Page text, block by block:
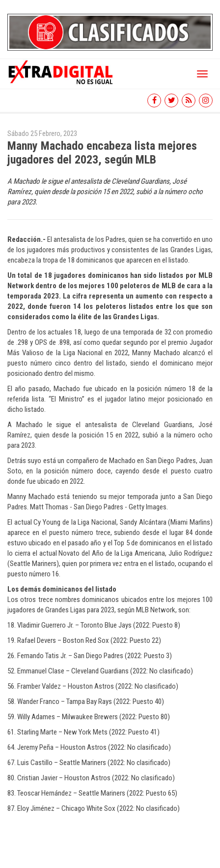
Toggle
Sábado 25 Febrero, 2023
Manny Machado encabeza lista mejores
jugadores del 2023, según MLB
A Machado le sigue el antesalista de Cleveland Guardians, José
Ramírez, quien desde la posición 15 en 2022, subió a la número ocho
para 2023.
Redacción.- El antesalista de los Padres, quien se ha convertido en uno
de los jugadores más productivos y consistentes de las Grandes Ligas,
encabeza la tropa de 18 dominicanos que aparecen en el listado.
Un total de 18 jugadores dominicanos han sido listados por MLB
Network dentro de los mejores 100 peloteros de MLB de cara a la
temporada 2023. La cifra representa un aumento con respecto a
2022, donde fueron 14 los peloteros listados entre los que son
considerados como la élite de las Grandes Ligas.
Dentro de los actuales 18, luego de una temporada de 32 con promedio
de .298 y OPS de .898, así como quedar segundo por el premio Jugador
Más Valioso de la Liga Nacional en 2022, Manny Machado alcanzó el
puesto número cinco dentro del listado, siendo el dominicano mejor
posicionado dentro del mismo.
El año pasado, Machado fue ubicado en la posición número 18 de la
referida lista. “El Ministro” es el jugador latino mejor posicionado en
dicho listado.
A Machado le sigue el antesalista de Cleveland Guardians, José
Ramírez, quien desde la posición 15 en 2022, subió a la número ocho
para 2023.
Detrás suyo está un compañero de Machado en San Diego Padres, Juan
Soto, en la posición número doce, cayendo desde el puesto cuatro
donde fue ubicado en 2022.
Manny Machado está teniendo su mejor temporada junto a San Diego
Padres. Matt Thomas - San Diego Padres - Getty Images.
El actual Cy Young de la Liga Nacional, Sandy Alcántara (Miami Marlins)
aparece en el puesto número trece, subiendo desde el lugar 84 donde
estuvo ubicado en el pasado año y el Top 5 de dominicanos en el listado
lo cierra el actual Novato del Año de la Liga Americana, Julio Rodríguez
(Seattle Mariners), quien por primera vez entra en el listado, ocupando el
puesto número 16.
Los demás dominicanos del listado
Los otros trece nombres dominicanos ubicados entre los mejores 100
jugadores de Grandes Ligas para 2023, según MLB Network, son:
18. Vladimir Guerrero Jr. – Toronto Blue Jays (2022: Puesto 8)
19. Rafael Devers – Boston Red Sox (2022: Puesto 22)
26. Fernando Tatis Jr. – San Diego Padres (2022: Puesto 3)
52. Emmanuel Clase – Cleveland Guardians (2022: No clasificado)
56. Framber Valdez – Houston Astros (2022: No clasificado)
58. Wander Franco – Tampa Bay Rays (2022: Puesto 40)
59. Willy Adames – Milwaukee Brewers (2022: Puesto 80)
61. Starling Marte – New York Mets (2022: Puesto 41)
64. Jeremy Peña – Houston Astros (2022: No clasificado)
67. Luis Castillo – Seattle Mariners (2022: No clasificado)
80. Cristian Javier – Houston Astros (2022: No clasificado)
83. Teoscar Hernández – Seattle Mariners (2022: Puesto 65)
87. Eloy Jiménez – Chicago White Sox (2022: No clasificado)